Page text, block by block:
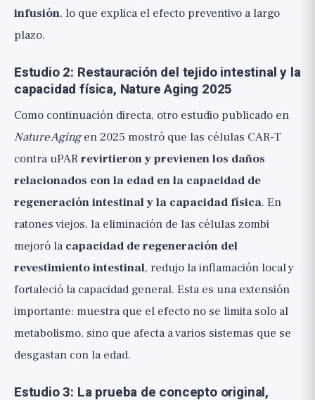
infusión, lo que explica el efecto preventivo a largo
plazo.
Estudio 2: Restauración del tejido intestinal y la
capacidad física, Nature Aging 2025
Como continuación directa, otro estudio publicado en
Nature Agingen 2025 mostró que las células CAR-T
contra uPARrevirtieron y previenen los daños
relacionados con la edad en la capacidad de
regeneración intestinal y la capacidad física. En
ratones viejos, la eliminación de las células zombi
mejoró la capacidad de regeneración del
revestimiento intestinal, redujo la inflamación local y
fortaleció la capacidad general. Esta es una extensión
importante: muestra que el efecto no se limita solo al
metabolismo, sino que afecta a varios sistemas que se
desgastan con la edad.
Estudio 3: La prueba de concepto original,